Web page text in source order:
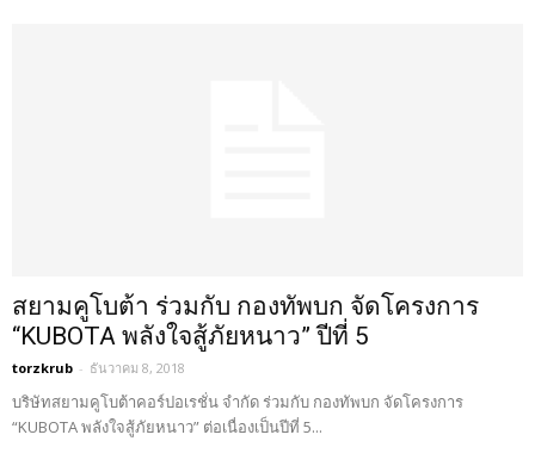
สยามคูโบต้า ร่วมกับ กองทัพบก จัดโครงการ
“KUBOTA พลังใจสู้ภัยหนาว” ปีที่ 5
torzkrub - ธันวาคม 8, 2018
บริษัทสยามคูโบต้าคอร์ปอเรชั่น จำกัด ร่วมกับ กองทัพบก จัดโครงการ
“KUBOTA พลังใจสู้ภัยหนาว” ต่อเนื่องเป็นปีที่ 5...